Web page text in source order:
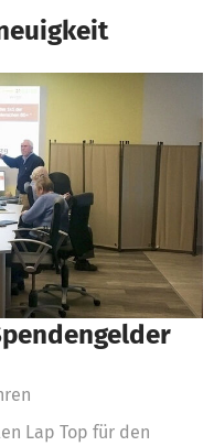
Lap Top für den